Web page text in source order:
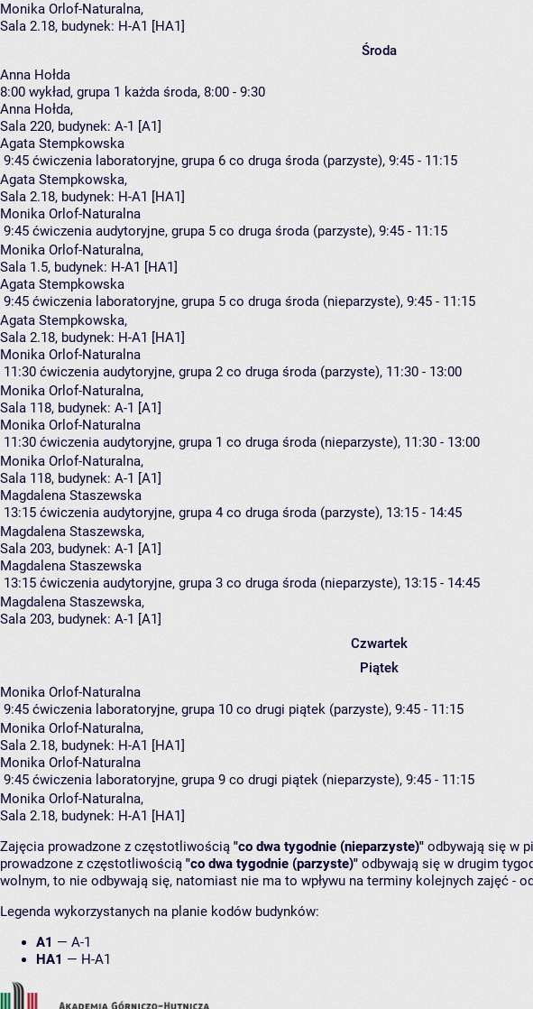
Monika Orlof-Naturalna,
Sala 2.18, budynek: H-A1 [HA1]
Środa
Anna Hołda
8:00 wykład, grupa 1 każda środa, 8:00 - 9:30
Anna Hołda,
Sala 220, budynek: A-1 [A1]
Agata Stempkowska
9:45 ćwiczenia laboratoryjne, grupa 6 co druga środa (parzyste), 9:45 - 11:15
Agata Stempkowska,
Sala 2.18, budynek: H-A1 [HA1]
Monika Orlof-Naturalna
9:45 ćwiczenia audytoryjne, grupa 5 co druga środa (parzyste), 9:45 - 11:15
Monika Orlof-Naturalna,
Sala 1.5, budynek: H-A1 [HA1]
Agata Stempkowska
9:45 ćwiczenia laboratoryjne, grupa 5 co druga środa (nieparzyste), 9:45 - 11:15
Agata Stempkowska,
Sala 2.18, budynek: H-A1 [HA1]
Monika Orlof-Naturalna
11:30 ćwiczenia audytoryjne, grupa 2 co druga środa (parzyste), 11:30 - 13:00
Monika Orlof-Naturalna,
Sala 118, budynek: A-1 [A1]
Monika Orlof-Naturalna
11:30 ćwiczenia audytoryjne, grupa 1 co druga środa (nieparzyste), 11:30 - 13:00
Monika Orlof-Naturalna,
Sala 118, budynek: A-1 [A1]
Magdalena Staszewska
13:15 ćwiczenia audytoryjne, grupa 4 co druga środa (parzyste), 13:15 - 14:45
Magdalena Staszewska,
Sala 203, budynek: A-1 [A1]
Magdalena Staszewska
13:15 ćwiczenia audytoryjne, grupa 3 co druga środa (nieparzyste), 13:15 - 14:45
Magdalena Staszewska,
Sala 203, budynek: A-1 [A1]
Czwartek
Piątek
Monika Orlof-Naturalna
9:45 ćwiczenia laboratoryjne, grupa 10 co drugi piątek (parzyste), 9:45 - 11:15
Monika Orlof-Naturalna,
Sala 2.18, budynek: H-A1 [HA1]
Monika Orlof-Naturalna
9:45 ćwiczenia laboratoryjne, grupa 9 co drugi piątek (nieparzyste), 9:45 - 11:15
Monika Orlof-Naturalna,
Sala 2.18, budynek: H-A1 [HA1]
Zajęcia prowadzone z częstotliwością "co dwa tygodnie (nieparzyste)" odbywają się w
prowadzone z częstotliwością "co dwa tygodnie (parzyste)" odbywają się w drugim
wolnym, to nie odbywają się, natomiast nie ma to wpływu na terminy kolejnych zajęć -
Legenda wykorzystanych na planie kodów budynków:
A1 — A-1
HA1 — H-A1